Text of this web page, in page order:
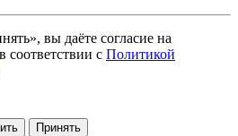
вы даёте согласие на
соответствии с Политикой
Принять